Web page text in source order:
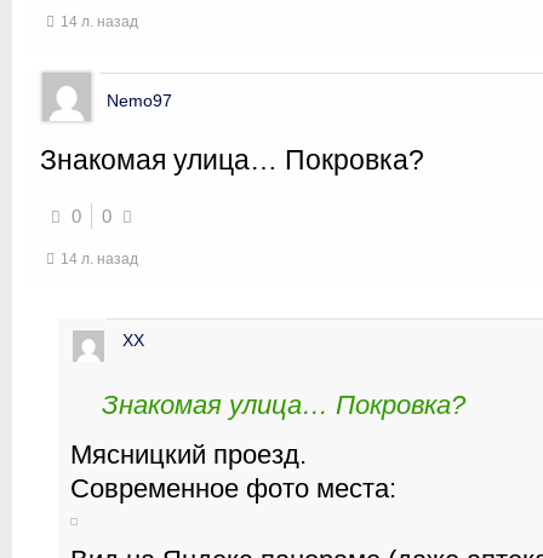
14 л. назад
Nemo97
Знакомая улица… Покровка?
0 0
14 л. назад
XX
Знакомая улица… Покровка?
Мясницкий проезд.
Современное фото места: